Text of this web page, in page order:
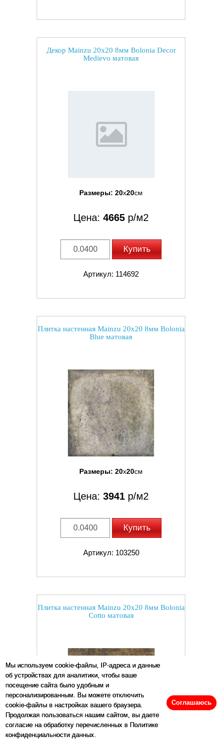
Мы используем cookie-файлы, IP-адреса и данные
об устройствах для аналитики, чтобы ваше
посещение сайта было удобным и
персонализированным. Вы можете отключить
cookie-файлы в настройках вашего браузера.
Продолжая пользоваться нашим сайтом, вы даете
согласие на обработку перечисленных в Политике
конфиденциальности данных.
Соглашаюсь
Декор Mainzu 20x20 8мм Bolonia Decor
Medievo матовая
Размеры: 20x20см
Цена: 4665 р/м2
Купить
Артикул: 114692
Плитка настенная Mainzu 20x20 8мм Bolonia
Blue матовая
Размеры: 20x20см
Цена: 3941 р/м2
Купить
Артикул: 103250
Плитка настенная Mainzu 20x20 8мм Bolonia
Cotto матовая